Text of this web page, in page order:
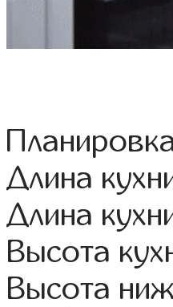
Длина
Длина
Высота
Высота